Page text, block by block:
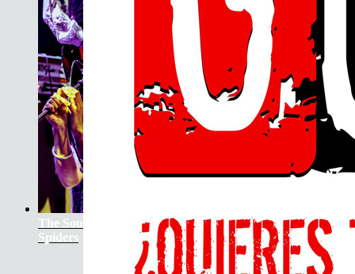
The Soundtrack Of Our Lives +
Spiders